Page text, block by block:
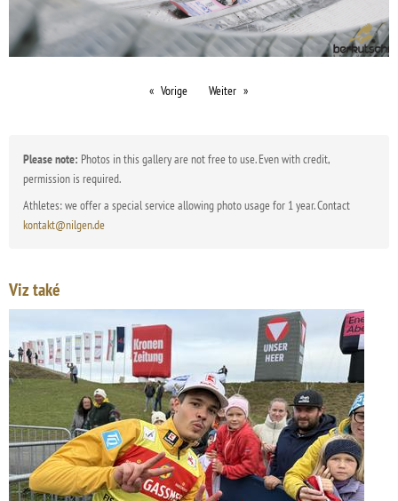
Vorige Weiter
Please note: Photos in this gallery are not free to use. Even with credit,
permission is required.
Athletes: we offer a special service allowing photo usage for 1 year. Contact
kontakt@nilgen.de
Viz také